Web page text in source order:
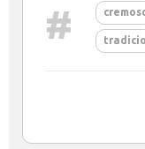
#